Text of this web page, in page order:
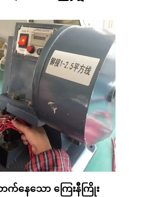
နေသော ကြေးနီကြိုး